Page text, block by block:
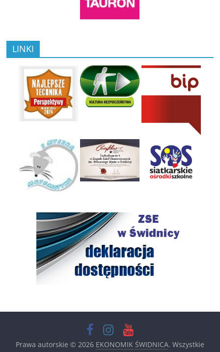
LINKI
Prawa autorskie © 2026 EKONOMIK ŚWIDNICA. Wszystkie